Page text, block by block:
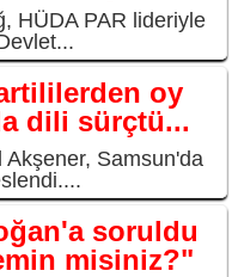
HÜDA PAR lideriyle
oy
dili sürçtü...
Akşener, Samsun'da
soruldu
misiniz?"